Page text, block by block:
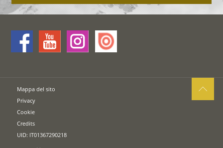
Mappa del sito
Privacy
Cookie
Credits
UID: IT01367290218